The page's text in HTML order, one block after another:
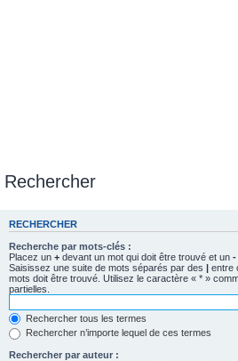
Rechercher
RECHERCHER
Recherche par mots-clés :
Placez un + devant un mot qui doit être trouvé et un -
Saisissez une suite de mots séparés par des | entre
mots doit être trouvé. Utilisez le caractère « * »
partielles.
Rechercher tous les termes
Rechercher n’importe lequel de ces termes
Rechercher par auteur :